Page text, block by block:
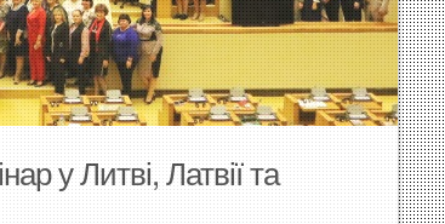
у Литві, Латвії та